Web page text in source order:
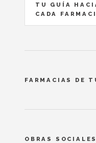
TU GUÍA
CADA
FARMACIAS DE
OBRAS